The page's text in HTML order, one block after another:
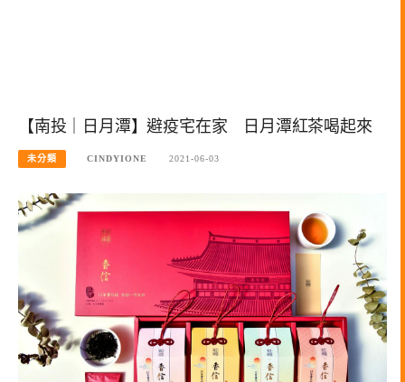
【南投｜日月潭】避疫宅在家 日月潭紅茶喝起來
未分類 CINDYIONE 2021-06-03